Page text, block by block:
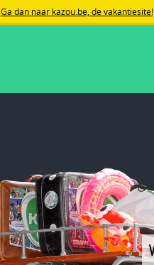
Ga dan naar kazou.be, de vakantiesite!